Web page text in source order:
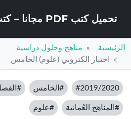
تحميل كتب PDF مجانا – كتب كو
الرئيسية
مناهج وحلول دراسية
اختبار الكتروني (علوم) الخامس
#2019/2020 #الخامس
#المناهج العُمانية #علوم